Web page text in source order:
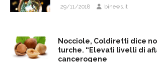
29/11/2018 binews.it
Nocciole, Coldiretti dice
turche. “Elevati livelli di
cancerogene